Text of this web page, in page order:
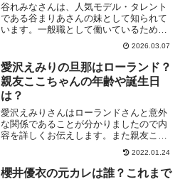
谷れみなさんは、人気モデル・タレント
である谷まりあさんの妹として知られて
います。一般職として働いているため芸
能活動は行っていませんが、SNSを中心
にその美貌や仲の良い姉妹ショットが話
題となっています。ハーフならではの整
った顔立ちと知的な雰囲...
2026.03.07
愛沢えみりの旦那はローランド？
親友ここちゃんの年齢や誕生日
は？
愛沢えみりさんはローランドさんと意外
な関係であることが分かりましたので内
容を詳しくお伝えします。また親友ここ
ちゃんの年齢や誕生日も合わせてお伝え
2022.01.24
櫻井優衣の元カレは誰？これまで